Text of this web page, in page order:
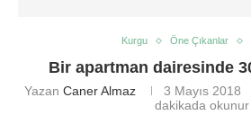
Kurgu Öne Çıkanlar
Bir apartman dairesinde
Yazan Caner Almaz 3 Mayıs 2018
dakikada okunur